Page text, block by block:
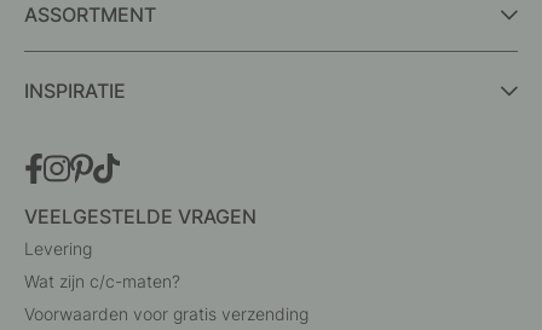
ASSORTMENT
INSPIRATIE
VEELGESTELDE VRAGEN
Levering
Wat zijn c/c-maten?
Voorwaarden voor gratis verzending